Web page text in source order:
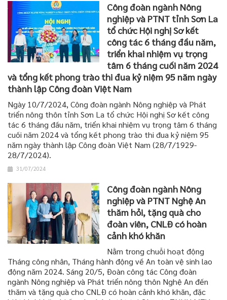
Công đoàn ngành Nông
nghiệp và PTNT tỉnh Sơn La
tổ chức Hội nghị Sơ kết
công tác 6 tháng đầu năm,
triển khai nhiệm vụ trọng
tâm 6 tháng cuối năm 2024
và tổng kết phong trào thi đua kỷ niệm 95 năm ngày
thành lập Công đoàn Việt Nam
Ngày 10/7/2024, Công đoàn ngành Nông nghiệp và Phát
triển nông thôn tỉnh Sơn La tổ chức Hội nghị Sơ kết công
tác 6 tháng đầu năm, triển khai nhiệm vụ trọng tâm 6 tháng
cuối năm 2024 và tổng kết phong trào thi đua kỷ niệm 95
năm ngày thành lập Công đoàn Việt Nam (28/7/1929-
28/7/2024).
31/07/2024
Công đoàn ngành Nông
nghiệp và PTNT Nghệ An
thăm hỏi, tặng quà cho
đoàn viên, CNLĐ có hoàn
cảnh khó khăn
Nằm trong chuỗi hoạt động
Tháng công nhân, Tháng hành động về An toàn vệ sinh lao
động năm 2024. Sáng 20/5, Đoàn công tác Công đoàn
ngành Nông nghiệp và Phát triển nông thôn Nghệ An đến
thăm và tặng quà cho CNLĐ có hoàn cảnh khó khăn, đặc